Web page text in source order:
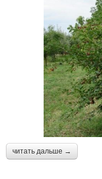
читать дальше →